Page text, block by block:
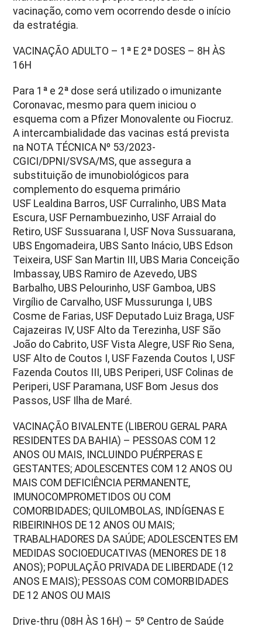
vacinação, como vem ocorrendo desde o início
da estratégia.
VACINAÇÃO ADULTO – 1ª E 2ª DOSES – 8H ÀS
16H
Para 1ª e 2ª dose será utilizado o imunizante
Coronavac, mesmo para quem iniciou o
esquema com a Pfizer Monovalente ou Fiocruz.
A intercambialidade das vacinas está prevista
na NOTA TÉCNICA Nº 53/2023-
CGICI/DPNI/SVSA/MS, que assegura a
substituição de imunobiológicos para
complemento do esquema primário
USF Lealdina Barros, USF Curralinho, UBS Mata
Escura, USF Pernambuezinho, USF Arraial do
Retiro, USF Sussuarana I, USF Nova Sussuarana,
UBS Engomadeira, UBS Santo Inácio, UBS Edson
Teixeira, USF San Martin III, UBS Maria Conceição
Imbassay, UBS Ramiro de Azevedo, UBS
Barbalho, UBS Pelourinho, USF Gamboa, UBS
Virgílio de Carvalho, USF Mussurunga I, UBS
Cosme de Farias, USF Deputado Luiz Braga, USF
Cajazeiras IV, USF Alto da Terezinha, USF São
João do Cabrito, USF Vista Alegre, USF Rio Sena,
USF Alto de Coutos I, USF Fazenda Coutos I, USF
Fazenda Coutos III, UBS Periperi, USF Colinas de
Periperi, USF Paramana, USF Bom Jesus dos
Passos, USF Ilha de Maré.
VACINAÇÃO BIVALENTE (LIBEROU GERAL PARA
RESIDENTES DA BAHIA) – PESSOAS COM 12
ANOS OU MAIS, INCLUINDO PUÉRPERAS E
GESTANTES; ADOLESCENTES COM 12 ANOS OU
MAIS COM DEFICIÊNCIA PERMANENTE,
IMUNOCOMPROMETIDOS OU COM
COMORBIDADES; QUILOMBOLAS, INDÍGENAS E
RIBEIRINHOS DE 12 ANOS OU MAIS;
TRABALHADORES DA SAÚDE; ADOLESCENTES EM
MEDIDAS SOCIOEDUCATIVAS (MENORES DE 18
ANOS); POPULAÇÃO PRIVADA DE LIBERDADE (12
ANOS E MAIS); PESSOAS COM COMORBIDADES
DE 12 ANOS OU MAIS
Drive-thru (08H ÀS 16H) – 5º Centro de Saúde